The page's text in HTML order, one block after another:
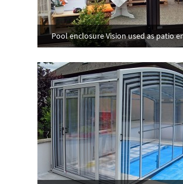
Pool enclosure Vision used as patio